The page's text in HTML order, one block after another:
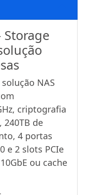
Storage
NAS
criptografia
240TB de
4 portas
e 2 slots PCIe
ou cache